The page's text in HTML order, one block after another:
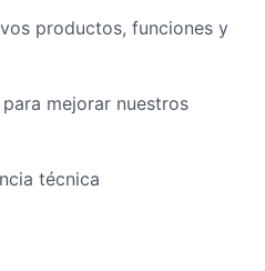
productos, funciones y
mejorar nuestros
técnica